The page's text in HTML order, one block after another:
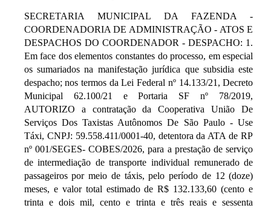
SECRETARIA MUNICIPAL DA FAZENDA -
COORDENADORIA DE ADMINISTRAÇÃO - ATOS E
DESPACHOS DO COORDENADOR - DESPACHO: 1.
Em face dos elementos constantes do processo, em especial
os sumariados na manifestação jurídica que subsidia este
despacho; nos termos da Lei Federal nº 14.133/21, Decreto
Municipal 62.100/21 e Portaria SF nº 78/2019,
AUTORIZO a contratação da Cooperativa União De
Serviços Dos Taxistas Autônomos De São Paulo - Use
Táxi, CNPJ: 59.558.411/0001-40, detentora da ATA de RP
nº 001/SEGES- COBES/2026, para a prestação de serviço
de intermediação de transporte individual remunerado de
passageiros por meio de táxis, pelo período de 12 (doze)
meses, e valor total estimado de R$ 132.133,60 (cento e
trinta e dois mil, cento e trinta e três reais e sessenta